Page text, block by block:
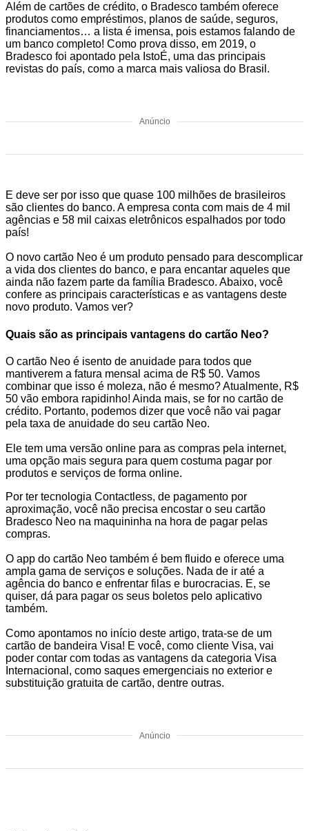
Além de cartões de crédito, o Bradesco também oferece
produtos como empréstimos, planos de saúde, seguros,
financiamentos… a lista é imensa, pois estamos falando de
um banco completo! Como prova disso, em 2019, o
Bradesco foi apontado pela IstoÉ, uma das principais
revistas do país, como a marca mais valiosa do Brasil.
Anúncio
E deve ser por isso que quase 100 milhões de brasileiros
são clientes do banco. A empresa conta com mais de 4 mil
agências e 58 mil caixas eletrônicos espalhados por todo
país!
O novo cartão Neo é um produto pensado para descomplicar
a vida dos clientes do banco, e para encantar aqueles que
ainda não fazem parte da família Bradesco. Abaixo, você
confere as principais características e as vantagens deste
novo produto. Vamos ver?
Quais são as principais vantagens do cartão Neo?
O cartão Neo é isento de anuidade para todos que
mantiverem a fatura mensal acima de R$ 50. Vamos
combinar que isso é moleza, não é mesmo? Atualmente, R$
50 vão embora rapidinho! Ainda mais, se for no cartão de
crédito. Portanto, podemos dizer que você não vai pagar
pela taxa de anuidade do seu cartão Neo.
Ele tem uma versão online para as compras pela internet,
uma opção mais segura para quem costuma pagar por
produtos e serviços de forma online.
Por ter tecnologia Contactless, de pagamento por
aproximação, você não precisa encostar o seu cartão
Bradesco Neo na maquininha na hora de pagar pelas
compras.
O app do cartão Neo também é bem fluido e oferece uma
ampla gama de serviços e soluções. Nada de ir até a
agência do banco e enfrentar filas e burocracias. E, se
quiser, dá para pagar os seus boletos pelo aplicativo
também.
Como apontamos no início deste artigo, trata-se de um
cartão de bandeira Visa! E você, como cliente Visa, vai
poder contar com todas as vantagens da categoria Visa
Internacional, como saques emergenciais no exterior e
substituição gratuita de cartão, dentre outras.
Anúncio